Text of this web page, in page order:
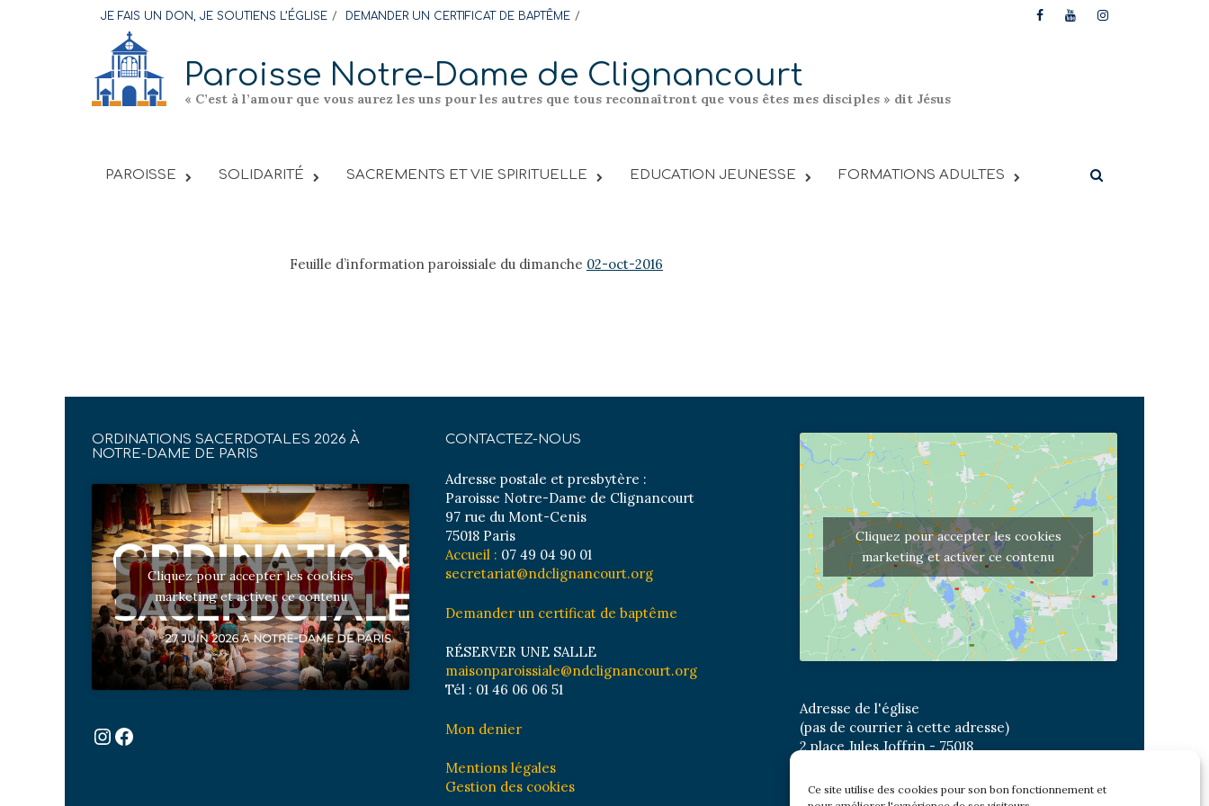
Ce site utilise des cookies pour son bon fonctionnement et
content
JE FAIS UN DON, JE SOUTIENS L’ÉGLISE DEMANDER UN CERTIFICAT DE BAPTÊME
Paroisse Notre-Dame de Clignancourt
« C’est à l’amour que vous aurez les uns pour les autres que tous reconnaîtront que vous êtes mes disciples » dit Jésus
PAROISSE SOLIDARITÉ SACREMENTS ET VIE SPIRITUELLE EDUCATION JEUNESSE FORMATIONS ADULTES
Feuille d’information paroissiale du dimanche 02-oct-2016
ORDINATIONS SACERDOTALES 2026 À
NOTRE-DAME DE PARIS
Cliquez pour accepter les cookies
marketing et activer ce contenu
Instagram
Facebook
CONTACTEZ-NOUS
Adresse postale et presbytère :
Paroisse Notre-Dame de Clignancourt
97 rue du Mont-Cenis
75018 Paris
Accueil : 07 49 04 90 01
secretariat@ndclignancourt.org
Demander un certificat de baptême
RÉSERVER UNE SALLE
maisonparoissiale@ndclignancourt.org
Tél : 01 46 06 06 51
Mon denier
Mentions légales
Gestion des cookies
Cliquez pour accepter les cookies
marketing et activer ce contenu
Adresse de l'église
(pas de courrier à cette adresse)
2 place Jules Joffrin - 75018
Bus : Mairie du XVIII